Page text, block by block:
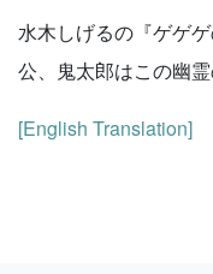
水木しげるの『ゲゲ
公、鬼太郎はこの幽
[English Translation]